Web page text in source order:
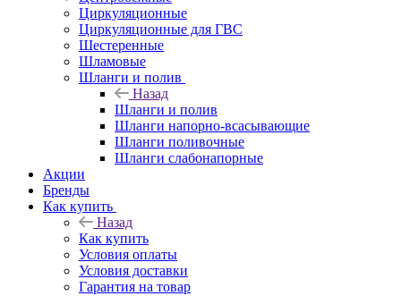
Циркуляционные
Циркуляционные для ГВС
Шестеренные
Шламовые
Шланги и полив
Назад
Шланги и полив
Шланги напорно-всасывающие
Шланги поливочные
Шланги слабонапорные
Акции
Бренды
Как купить
Назад
Как купить
Условия оплаты
Условия доставки
Гарантия на товар